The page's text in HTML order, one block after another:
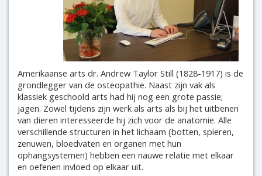
Amerikaanse arts dr. Andrew Taylor Still (1828-1917) is de
grondlegger van de osteopathie. Naast zijn vak als
klassiek geschoold arts had hij nog een grote passie;
jagen. Zowel tijdens zijn werk als arts als bij het uitbenen
van dieren interesseerde hij zich voor de anatomie. Alle
verschillende structuren in het lichaam (botten, spieren,
zenuwen, bloedvaten en organen met hun
ophangsystemen) hebben een nauwe relatie met elkaar
en oefenen invloed op elkaar uit.